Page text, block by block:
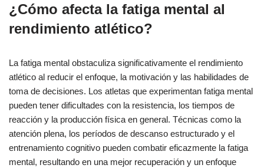
¿Cómo afecta la fatiga mental al
rendimiento atlético?
La fatiga mental obstaculiza significativamente el rendimiento
atlético al reducir el enfoque, la motivación y las habilidades de
toma de decisiones. Los atletas que experimentan fatiga mental
pueden tener dificultades con la resistencia, los tiempos de
reacción y la producción física en general. Técnicas como la
atención plena, los períodos de descanso estructurado y el
entrenamiento cognitivo pueden combatir eficazmente la fatiga
mental, resultando en una mejor recuperación y un enfoque